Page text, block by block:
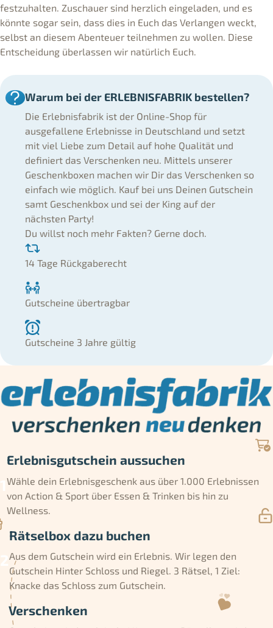
festzuhalten. Zuschauer sind herzlich eingeladen, und es
könnte sogar sein, dass dies in Euch das Verlangen weckt,
selbst an diesem Abenteuer teilnehmen zu wollen. Diese
Entscheidung überlassen wir natürlich Euch.
Warum bei der ERLEBNISFABRIK bestellen?
Die Erlebnisfabrik ist der Online-Shop für
ausgefallene Erlebnisse in Deutschland und setzt
mit viel Liebe zum Detail auf hohe Qualität und
definiert das Verschenken neu. Mittels unserer
Geschenkboxen machen wir Dir das Verschenken so
einfach wie möglich. Kauf bei uns Deinen Gutschein
samt Geschenkbox und sei der King auf der
nächsten Party!
Du willst noch mehr Fakten? Gerne doch.
14 Tage Rückgaberecht
Gutscheine übertragbar
Gutscheine 3 Jahre gültig
Erlebnisgutschein aussuchen
Wähle dein Erlebnisgeschenk aus über 1.000 Erlebnissen
von Action & Sport über Essen & Trinken bis hin zu
Wellness.
Rätselbox dazu buchen
Aus dem Gutschein wird ein Erlebnis. Wir legen den
Gutschein Hinter Schloss und Riegel. 3 Rätsel, 1 Ziel:
Knacke das Schloss zum Gutschein.
Verschenken